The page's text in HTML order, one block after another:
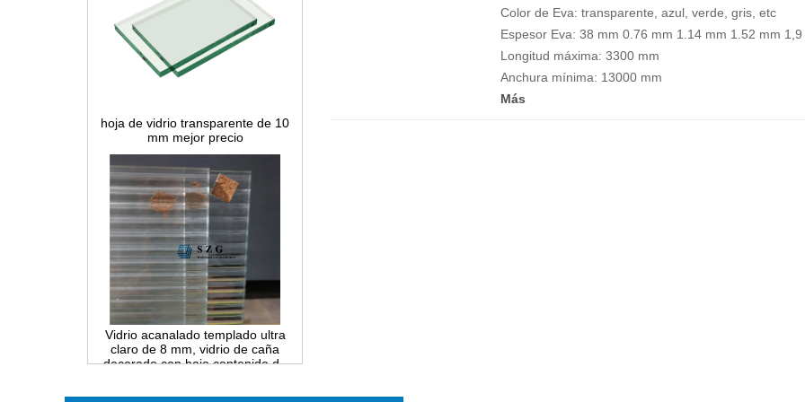
mm mejor precio
Vidrio acanalado templado ultra
claro de 8 mm, vidrio de caña
decorado con bajo contenido de
hierro templado, vidrio interior de
Color de Eva: transparente, azul, verde, gris, etc
Espesor Eva: 38 mm 0.76 mm 1.14 mm 1.52 mm
Longitud máxima: 3300 mm
Anchura mínima: 13000 mm
Más